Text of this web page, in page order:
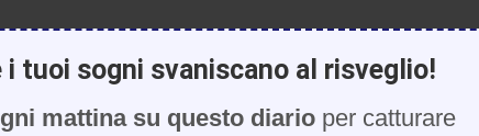
i tuoi sogni svaniscano al risveglio!
mattina su questo diario per catturare